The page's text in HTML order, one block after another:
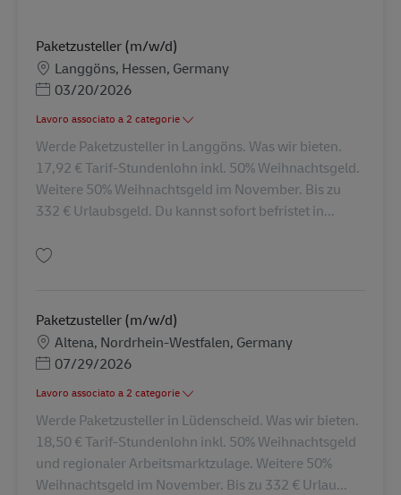
Paketzusteller (m/w/d)
SedeLanggöns, Hessen, Germany
Posted Date
03/20/2026
Lavoro associato a 2 categorie
Werde Paketzusteller in Langgöns. Was wir bieten.
17,92 € Tarif-Stundenlohn inkl. 50% Weihnachtsgeld.
Weitere 50% Weihnachtsgeld im November. Bis zu
332 € Urlaubsgeld. Du kannst sofort befristet in...
Paketzusteller (m/w/d)
SedeAltena, Nordrhein-Westfalen, Germany
Posted Date
07/29/2026
Lavoro associato a 2 categorie
Werde Paketzusteller in Lüdenscheid. Was wir bieten.
18,50 € Tarif-Stundenlohn inkl. 50% Weihnachtsgeld
und regionaler Arbeitsmarktzulage. Weitere 50%
Weihnachtsgeld im November. Bis zu 332 € Urlau...